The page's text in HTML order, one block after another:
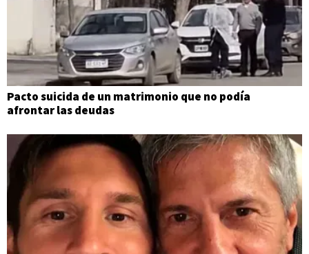
Pacto suicida de un matrimonio que no podía
afrontar las deudas